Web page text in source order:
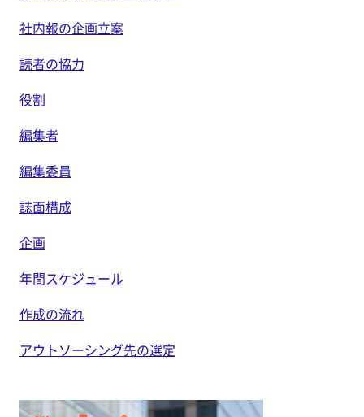
社内報の企画立案
読者の協力
役割
編集者
編集委員
誌面構成
企画
年間スケジュール
作成の流れ
アウトソーシング先の選定